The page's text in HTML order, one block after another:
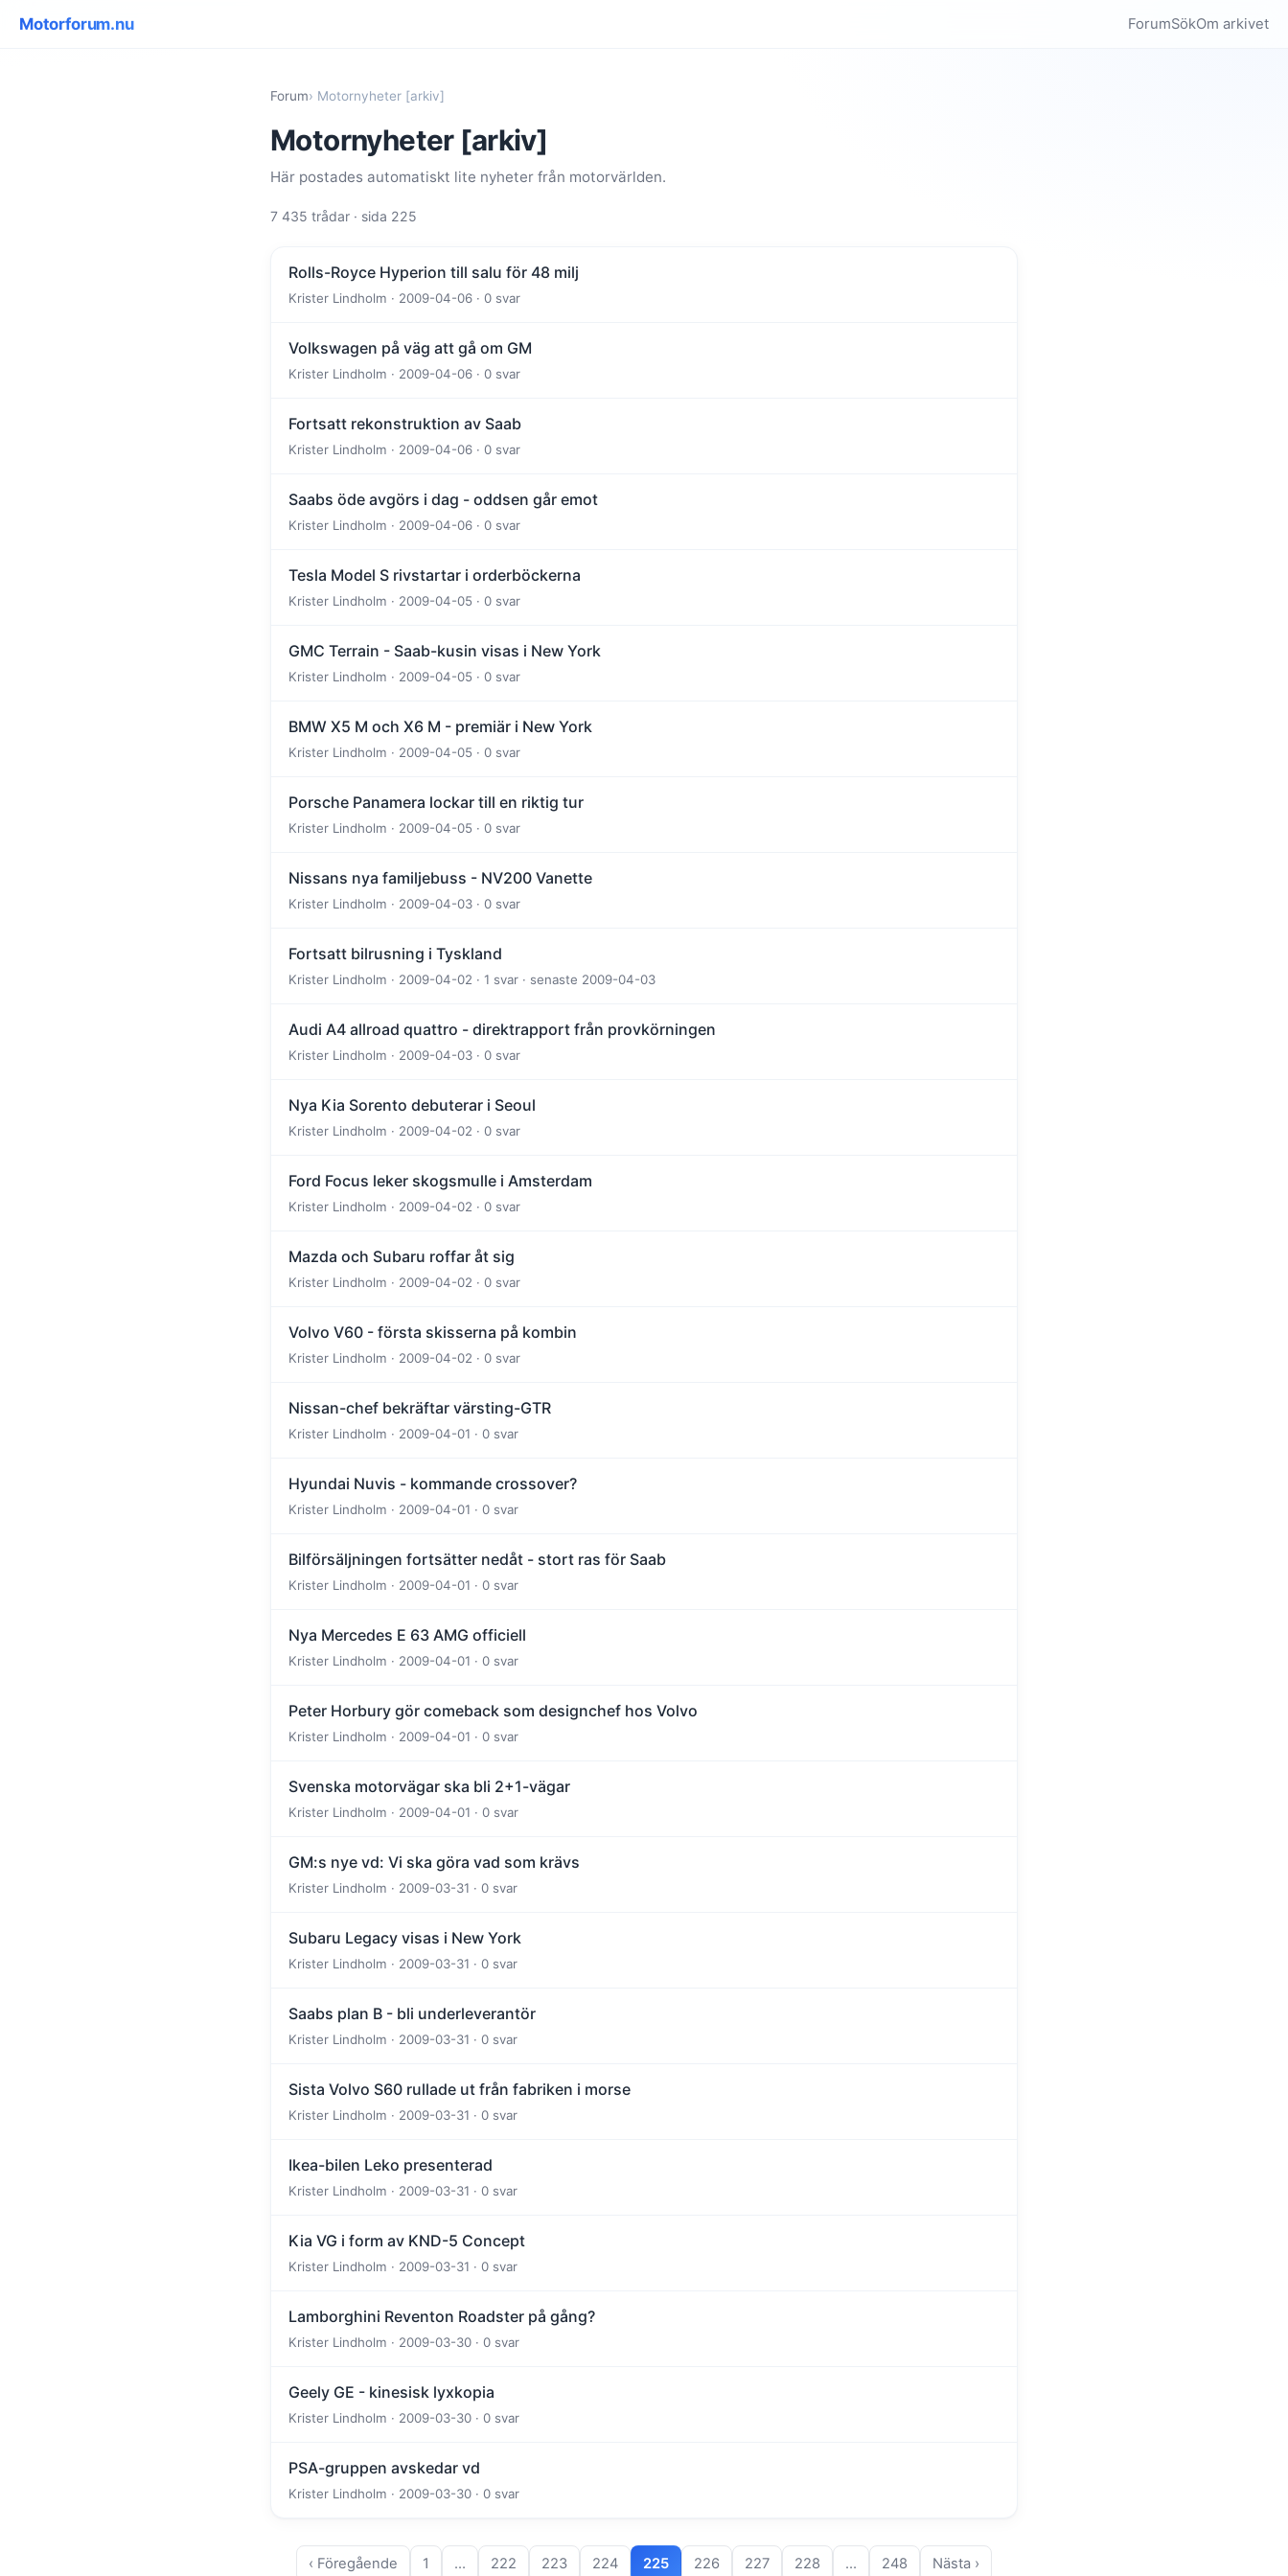
Motorforum.nu ForumSökOm arkivet
Forum› Motornyheter [arkiv]
Motornyheter [arkiv]
Här postades automatiskt lite nyheter från motorvärlden.
7 435 trådar · sida 225
Rolls-Royce Hyperion till salu för 48 milj
Krister Lindholm · 2009-04-06 · 0 svar
Volkswagen på väg att gå om GM
Krister Lindholm · 2009-04-06 · 0 svar
Fortsatt rekonstruktion av Saab
Krister Lindholm · 2009-04-06 · 0 svar
Saabs öde avgörs i dag - oddsen går emot
Krister Lindholm · 2009-04-06 · 0 svar
Tesla Model S rivstartar i orderböckerna
Krister Lindholm · 2009-04-05 · 0 svar
GMC Terrain - Saab-kusin visas i New York
Krister Lindholm · 2009-04-05 · 0 svar
BMW X5 M och X6 M - premiär i New York
Krister Lindholm · 2009-04-05 · 0 svar
Porsche Panamera lockar till en riktig tur
Krister Lindholm · 2009-04-05 · 0 svar
Nissans nya familjebuss - NV200 Vanette
Krister Lindholm · 2009-04-03 · 0 svar
Fortsatt bilrusning i Tyskland
Krister Lindholm · 2009-04-02 · 1 svar · senaste 2009-04-03
Audi A4 allroad quattro - direktrapport från provkörningen
Krister Lindholm · 2009-04-03 · 0 svar
Nya Kia Sorento debuterar i Seoul
Krister Lindholm · 2009-04-02 · 0 svar
Ford Focus leker skogsmulle i Amsterdam
Krister Lindholm · 2009-04-02 · 0 svar
Mazda och Subaru roffar åt sig
Krister Lindholm · 2009-04-02 · 0 svar
Volvo V60 - första skisserna på kombin
Krister Lindholm · 2009-04-02 · 0 svar
Nissan-chef bekräftar värsting-GTR
Krister Lindholm · 2009-04-01 · 0 svar
Hyundai Nuvis - kommande crossover?
Krister Lindholm · 2009-04-01 · 0 svar
Bilförsäljningen fortsätter nedåt - stort ras för Saab
Krister Lindholm · 2009-04-01 · 0 svar
Nya Mercedes E 63 AMG officiell
Krister Lindholm · 2009-04-01 · 0 svar
Peter Horbury gör comeback som designchef hos Volvo
Krister Lindholm · 2009-04-01 · 0 svar
Svenska motorvägar ska bli 2+1-vägar
Krister Lindholm · 2009-04-01 · 0 svar
GM:s nye vd: Vi ska göra vad som krävs
Krister Lindholm · 2009-03-31 · 0 svar
Subaru Legacy visas i New York
Krister Lindholm · 2009-03-31 · 0 svar
Saabs plan B - bli underleverantör
Krister Lindholm · 2009-03-31 · 0 svar
Sista Volvo S60 rullade ut från fabriken i morse
Krister Lindholm · 2009-03-31 · 0 svar
Ikea-bilen Leko presenterad
Krister Lindholm · 2009-03-31 · 0 svar
Kia VG i form av KND-5 Concept
Krister Lindholm · 2009-03-31 · 0 svar
Lamborghini Reventon Roadster på gång?
Krister Lindholm · 2009-03-30 · 0 svar
Geely GE - kinesisk lyxkopia
Krister Lindholm · 2009-03-30 · 0 svar
PSA-gruppen avskedar vd
Krister Lindholm · 2009-03-30 · 0 svar
‹ Föregående 1 … 222 223 224 225 226 227 228 … 248 Nästa ›